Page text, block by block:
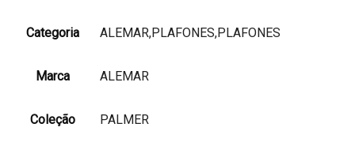
Categoria ALEMAR,PLAFONES,PLAFONES
Marca ALEMAR
Coleção PALMER